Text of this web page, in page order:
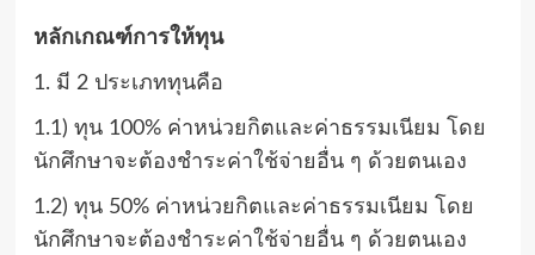
หลักเกณฑ์การให้ทุน
1. มี 2 ประเภททุนคือ
1.1) ทุน 100% ค่าหน่วยกิตและค่าธรรมเนียม โดย
นักศึกษาจะต้องชำระค่าใช้จ่ายอื่น ๆ ด้วยตนเอง
1.2) ทุน 50% ค่าหน่วยกิตและค่าธรรมเนียม โดย
นักศึกษาจะต้องชำระค่าใช้จ่ายอื่น ๆ ด้วยตนเอง